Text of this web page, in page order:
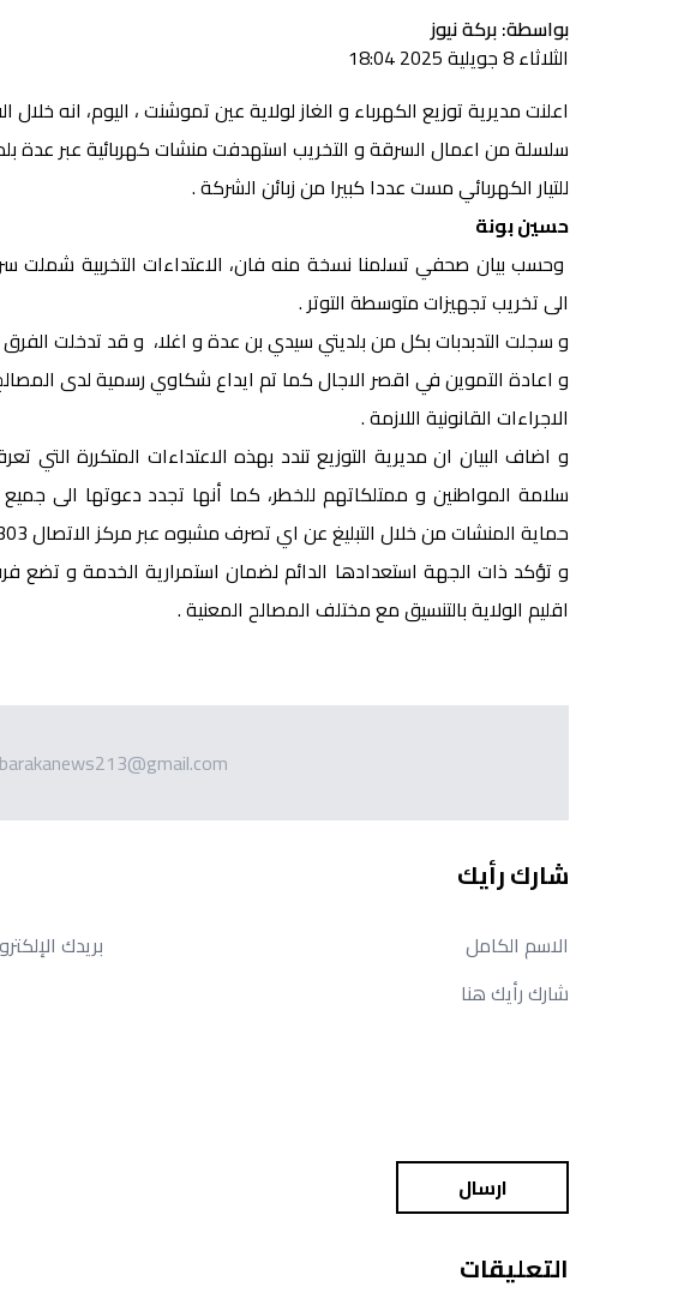
بواسطة: بركة نيوز
الثلاثاء 8 جويلية 2025 18:04
سلسلة من اعمال السرقة و التخريب استهدفت منشات كهربائية عبر عدة
للتيار الكهربائي مست عددا كبيرا من زبائن الشركة .
حسين بونة
وحسب بيان صحفي تسلمنا نسخة منه فان، الاعتداءات التخربية شملت
الى تخريب تجهيزات متوسطة التوتر .
و سجلت التدبدبات بكل من بلديتي سيدي بن عدة و اغلا، و قد تدخلت الفرق
و اعادة التموين في اقصر الاجال كما تم ايداع شكاوي رسمية لدى
الاجراءات القانونية اللازمة .
و اضاف البيان ان مديرية التوزيع تندد بهذه الاعتداءات المتكررة
سلامة المواطنين و ممتلكاتهم للخطر، كما أنها تجدد دعوتها الى
حماية المنشات من خلال التبليغ عن اي تصرف مشبوه عبر مركز الاتصال 3303 او لدى اقرب مصلحة امنية .
و تؤكد ذات الجهة استعدادها الدائم لضمان استمرارية الخدمة و تضع
اقليم الولاية بالتنسيق مع مختلف المصالح المعنية .
barakanews213@gmail.com
شارك رأيك
ارسال
التعليقات